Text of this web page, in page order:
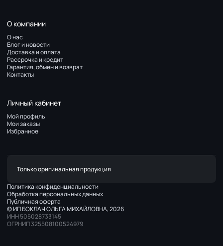
О компании
О нас
Блог и новости
Доставка и оплата
Рассрочка и кредит
Гарантия, обмен и возврат
Контакты
Личный кабинет
Мой профиль
Мои заказы
Избранное
Только оригинальная продукция
Политика конфиденциальности
Обработка персональных данных
Публичная оферта
© ИП БОКЛАЧ ОЛЬГА МИХАЙЛОВНА, 2026
ИНН 505028733145
ОГРНИП 325508100524979